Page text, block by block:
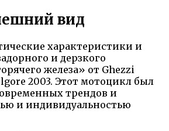
вид
характеристики и
и дерзкого
железа» от Ghezzi
2003. Этот мотоцикл был
трендов и
и индивидуальностью